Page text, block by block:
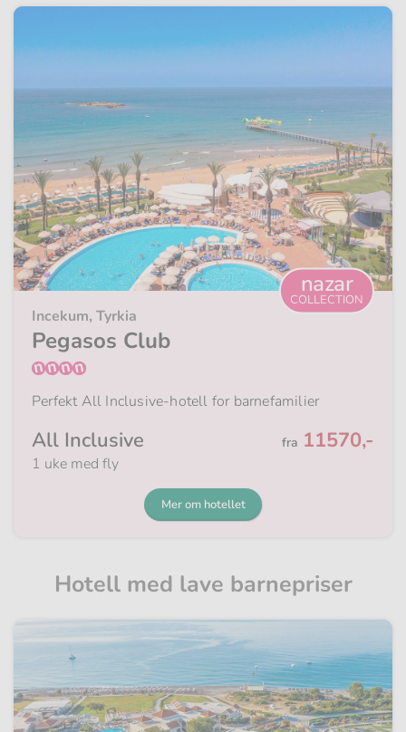
nazar
COLLECTION
Incekum, Tyrkia
Pegasos Club
Perfekt All Inclusive-hotell for barnefamilier
All Inclusive Fra
fra 11570,-
1 uke med fly
Mer om hotellet
Hotell med lave barnepriser